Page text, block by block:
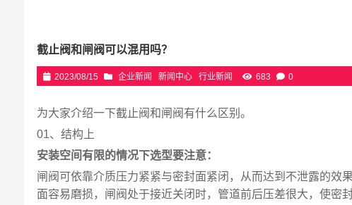
截止阀和闸阀可以混用吗？
2023/08/15 企业新闻 新闻中心 行业新闻 683 0
为大家介绍一下截止阀和闸阀有什么区别。
01、结构上
安装空间有限的情况下选型要注意：
闸阀可依靠介质压力紧紧与密封面紧闭，从而达到不泄露的效
面容易磨损，闸阀处于接近关闭时，管道前后压差很大，使密